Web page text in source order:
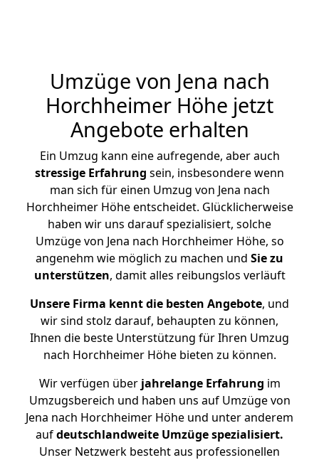
Umzüge von Jena nach
Horchheimer Höhe jetzt
Angebote erhalten
Ein Umzug kann eine aufregende, aber auch
stressige Erfahrung sein, insbesondere wenn
man sich für einen Umzug von Jena nach
Horchheimer Höhe entscheidet. Glücklicherweise
haben wir uns darauf spezialisiert, solche
Umzüge von Jena nach Horchheimer Höhe, so
angenehm wie möglich zu machen und Sie zu
unterstützen, damit alles reibungslos verläuft
Unsere Firma kennt die besten Angebote, und
wir sind stolz darauf, behaupten zu können,
Ihnen die beste Unterstützung für Ihren Umzug
nach Horchheimer Höhe bieten zu können.
Wir verfügen überjahrelange Erfahrung im
Umzugsbereich und haben uns auf Umzüge von
Jena nach Horchheimer Höhe und unter anderem
aufdeutschlandweite Umzüge spezialisiert.
Unser Netzwerk besteht aus professionellen